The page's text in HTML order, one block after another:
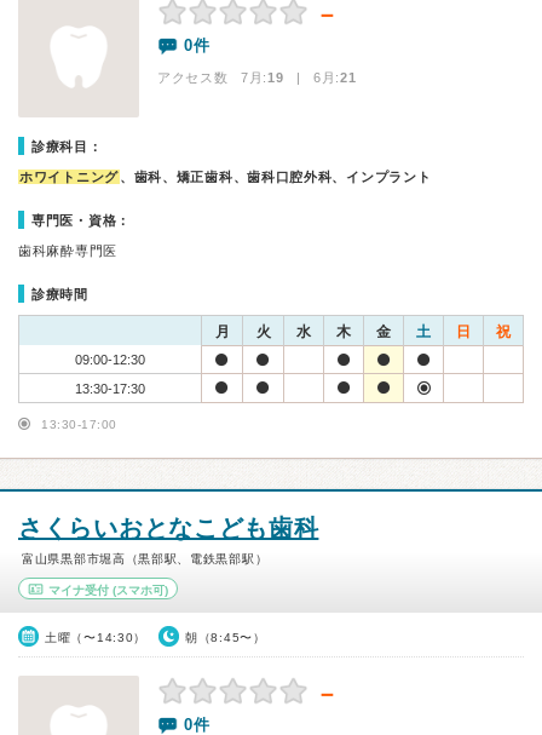
－
0件
アクセス数 7月:19 | 6月:21
診療科目：
ホワイトニング、歯科、矯正歯科、歯科口腔外科、インプラント
専門医・資格：
歯科麻酔専門医
診療時間
月 火 水 木 金 土 日 祝
09:00-12:30
13:30-17:30
13:30-17:00
さくらいおとなこども歯科
富山県黒部市堀高（黒部駅、電鉄黒部駅）
マイナ受付 (スマホ可)
土曜（〜14:30） 朝（8:45〜）
－
0件